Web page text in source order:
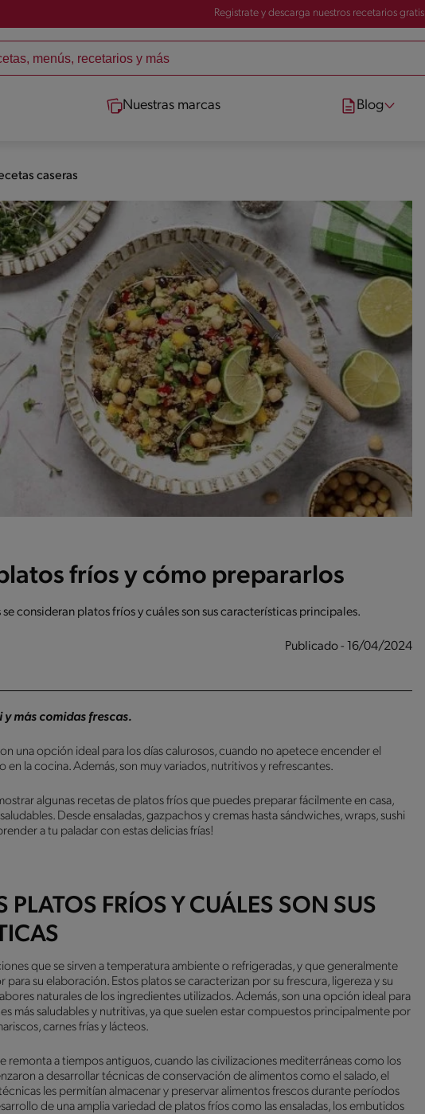
Registrate y descarga nuestros recetarios gratis
Nuestras marcas Blog
caseras
fríos y cómo prepararlos
consideran platos fríos y cuáles son sus características principales.
Publicado - 16/04/2024
y más comidas frescas.
una opción ideal para los días calurosos, cuando no apetece encender el
la cocina. Además, son muy variados, nutritivos y refrescantes.
algunas recetas de platos fríos que puedes preparar fácilmente en casa,
Desde ensaladas, gazpachos y cremas hasta sándwiches, wraps, sushi
a tu paladar con estas delicias frías!
PLATOS FRÍOS Y CUÁLES SON SUS
que se sirven a temperatura ambiente o refrigeradas, y que generalmente
su elaboración. Estos platos se caracterizan por su frescura, ligereza y su
naturales de los ingredientes utilizados. Además, son una opción ideal para
más saludables y nutritivas, ya que suelen estar compuestos principalmente por
carnes frías y lácteos.
remonta a tiempos antiguos, cuando las civilizaciones mediterráneas como los
a desarrollar técnicas de conservación de alimentos como el salado, el
les permitían almacenar y preservar alimentos frescos durante períodos
de una amplia variedad de platos fríos como las ensaladas, los embutidos